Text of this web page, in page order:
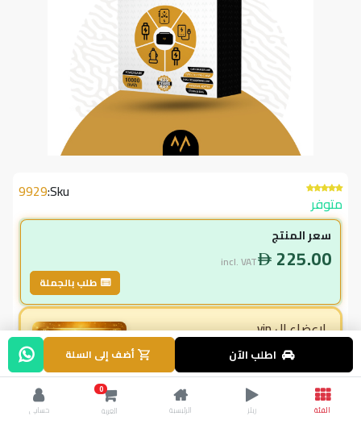
متوفر
Sku:
9929
سعر المنتج
225.00
incl. VAT
طلب بالجملة
لاعضاء ال vip
202.50
incl. VAT
225.00 وفر22.50
% خصم
اطلب الآن أضف إلى السلة
الفئة ريلز الرئيسية
0
العربة
حسابي